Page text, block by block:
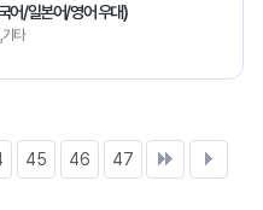
어/일본어/영어 우대)
타
45 46 47